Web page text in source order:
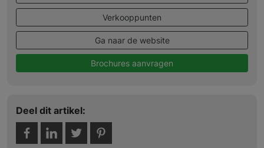
Verkooppunten
Ga naar de website
Brochures aanvragen
Deel dit artikel: